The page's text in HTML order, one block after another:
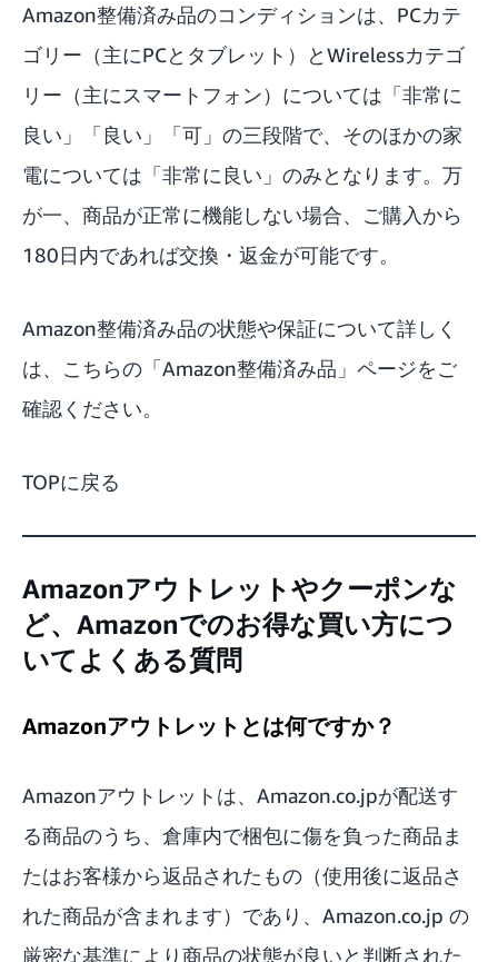
Amazon整備済み品のコンディションは、PCカテ
ゴリー（主にPCとタブレット）とWirelessカテゴ
リー（主にスマートフォン）については「非常に
良い」「良い」「可」の三段階で、そのほかの家
電については「非常に良い」のみとなります。万
が一、商品が正常に機能しない場合、ご購入から
180日内であれば交換・返金が可能です。
Amazon整備済み品の状態や保証について詳しく
は、こちらの「Amazon整備済み品 」ページをご
確認ください。
TOPに戻る
Amazonアウトレットやクーポンな
ど、Amazonでのお得な買い方につ
いてよくある質問
Amazonアウトレットとは何ですか？
Amazonアウトレットは、Amazon.co.jpが配送す
る商品のうち、倉庫内で梱包に傷を負った商品ま
たはお客様から返品されたもの（使用後に返品さ
れた商品が含まれます）であり、Amazon.co.jp の
厳密な基準により商品の状態が良いと判断された